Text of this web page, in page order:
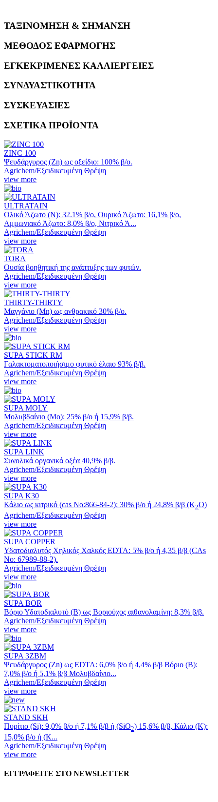
ΤΑΞΙΝΟΜΗΣΗ & ΣΗΜΑΝΣΗ
ΜΕΘΟΔΟΣ ΕΦΑΡΜΟΓΗΣ
ΕΓΚΕΚΡΙΜΕΝΕΣ ΚΑΛΛΙΕΡΓΕΙΕΣ
ΣΥΝΔΥΑΣΤΙΚΟΤΗΤΑ
ΣΥΣΚΕΥΑΣΙΕΣ
ΣΧΕΤΙΚΑ ΠΡΟΪΟΝΤΑ
ZINC 100
Ψευδάργυρος (Zn) ως οξείδιο: 100% β/ο.
Agrichem/Εξειδικευμένη Θρέψη
view more
ULTRATAIN
Ολικό Άζωτο (Ν): 32.1% β/ο, Ουρικό Άζωτο: 16,1% β/ο,
Αμμωνιακό Άζωτο: 8,0% β/ο, Νιτρικό Ά...
Agrichem/Εξειδικευμένη Θρέψη
view more
TORA
Ουσία βοηθητική της ανάπτυξης των φυτών.
Agrichem/Εξειδικευμένη Θρέψη
view more
THIRTY-THIRTY
Μαγγάνιο (Mn) ως ανθρακικό 30% β/ο.
Agrichem/Εξειδικευμένη Θρέψη
view more
SUPA STICK RM
Γαλακτοματοποιήσιμο φυτικό έλαιο 93% β/β.
Agrichem/Εξειδικευμένη Θρέψη
view more
SUPA MOLY
Μολυβδαίνιο (Mo): 25% β/ο ή 15,9% β/β.
Agrichem/Εξειδικευμένη Θρέψη
view more
SUPA LINK
Συνολικά οργανικά οξέα 40,9% β/β.
Agrichem/Εξειδικευμένη Θρέψη
view more
SUPA K30
Κάλιο ως κιτρικό (cas No:866-84-2): 30% β/ο ή 24,8% β/β (K2O)
Agrichem/Εξειδικευμένη Θρέψη
view more
SUPA COPPER
Υδατοδιαλυτός Xηλικός Xαλκός EDTA: 5% β/ο ή 4,35 β/β (CAs
No: 67989-88-2).
Agrichem/Εξειδικευμένη Θρέψη
view more
SUPA BOR
Βόριο Υδατοδιαλυτό (Β) ως Βοριούχος αιθανολαμίνη: 8,3% β/β.
Agrichem/Εξειδικευμένη Θρέψη
view more
SUPA 3ZBM
Ψευδάργυρος (Zn) ως EDTA: 6,0% β/ο ή 4,4% β/β Βόριο (Β):
7,0% β/ο ή 5,1% β/β Μολυβδαίνιο...
Agrichem/Εξειδικευμένη Θρέψη
view more
STAND SKH
Πυρίτιο (Si): 9,0% β/ο ή 7,1% β/β ή (SiΟ2) 15,6% β/β, Κάλιο (K):
15,0% β/ο ή (Κ...
Agrichem/Εξειδικευμένη Θρέψη
view more
ΕΓΓΡΑΦΕΙΤΕ ΣΤΟ NEWSLETTER